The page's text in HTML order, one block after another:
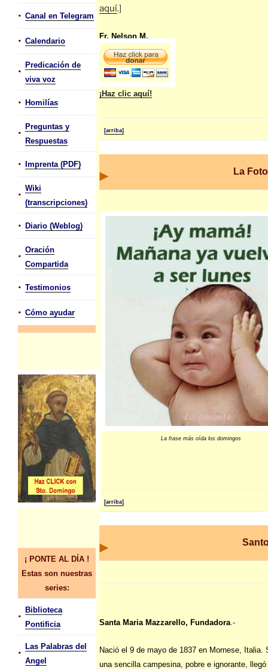
• Canal en Telegram
• Calendario
•
Predicación de
viva voz
• Homilías
•
Preguntas y
Respuestas
• Imprenta (PDF)
•
Wiki
(transcripciones)
• Diario (Weblog)
•
Oración
Compartida
• Testimonios
• Cómo ayudar
¡ PONTE AL DÍA !
Estas son nuestras
series:
•
Biblioteca
Pontificia
•
Las Palabras del
Angel
aquí.]
Fr. Nelson M.
¡Haz clic aquí!
[arriba]
La
La frase más oída los domingos
[arriba]
Santa Maria Mazzarello, Fundadora .-
Nació el 9 de mayo de 1837 en Mornese, Italia.
una sencilla campesina, pobre e ignorante,